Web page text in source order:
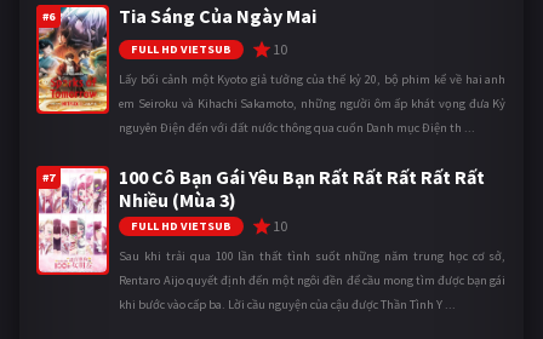
#6 Tia Sáng Của Ngày Mai
FULL HD VIETSUB 10
Lấy bối cảnh một Kyoto giả tưởng của thế kỷ 20, bộ phim kể về hai anh
em Seiroku và Kihachi Sakamoto, những người ôm ấp khát vọng đưa Kỷ
nguyên Điện đến với đất nước thông qua cuốn Danh mục Điện th ...
#7
100 Cô Bạn Gái Yêu Bạn Rất Rất Rất Rất Rất
Nhiều (Mùa 3)
FULL HD VIETSUB 10
Sau khi trải qua 100 lần thất tình suốt những năm trung học cơ sở,
Rentaro Aijo quyết định đến một ngôi đền để cầu mong tìm được bạn gái
khi bước vào cấp ba. Lời cầu nguyện của cậu được Thần Tình Y ...